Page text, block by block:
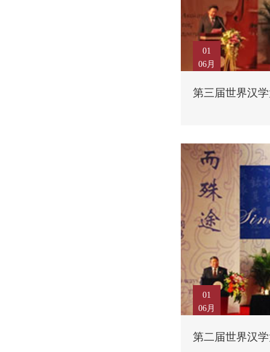
01
06月
第三届世界汉
01
06月
第二届世界汉